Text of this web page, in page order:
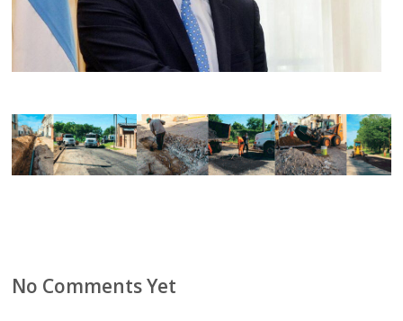
No Comments Yet